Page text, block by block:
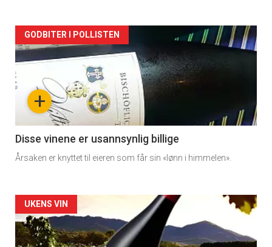
Forsiden
akkurat
nå
3
+
GODBITER I POLLISTEN
Disse vinene er usannsynlig billige
Årsaken er knyttet til eieren som får sin «lønn i himmelen».
Forsiden
akkurat
UKENS VIN